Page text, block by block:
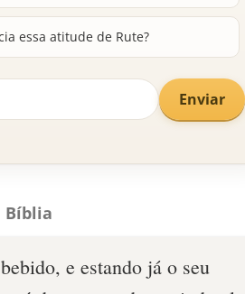
essa atitude de Rute?
Enviar
Bíblia
e estando já o seu